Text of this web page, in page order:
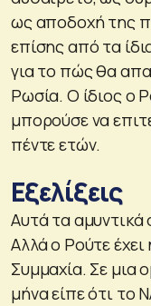
ως αποδοχή της
επίσης από τα
για το πώς θα
Ρωσία. Ο ίδιος ο
μπορούσε να
πέντε ετών.
Εξελίξεις
Αυτά τα αμυντικά
Αλλά ο Ρούτε έχει
Συμμαχία. Σε μια
μήνα είπε ότι το